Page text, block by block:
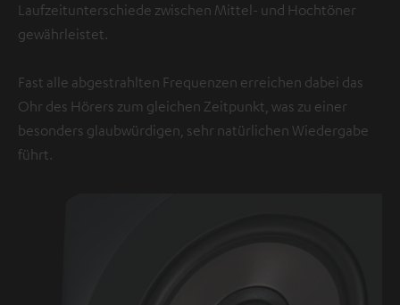
Laufzeitunterschiede zwischen Mittel- und Hochtöner
gewährleistet.
Fast alle abgestrahlten Frequenzen erreichen dabei das
Ohr des Hörers zum gleichen Zeitpunkt, was zu einer
besonders glaubwürdigen, sehr natürlichen Wiedergabe
führt.